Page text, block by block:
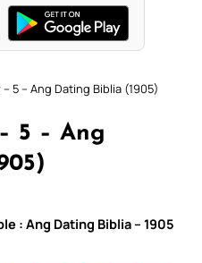
5 – Ang Dating Biblia (1905)
5 – Ang
: Ang Dating Biblia – 1905